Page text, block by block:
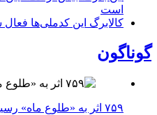
است
کالابرگ این کدملی‌ها
گوناگون
۷۵۹ اثر به «طلوع ماه» رسید